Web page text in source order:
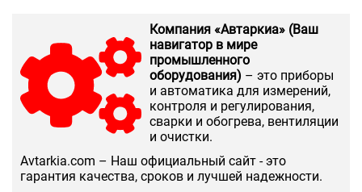
Компания «Автаркиа» (Ваш
навигатор в мире
промышленного
оборудования) – это приборы
и автоматика для измерений,
контроля и регулирования,
сварки и обогрева, вентиляции
и очистки.
Аvtarkia.com – Наш официальный сайт - это
гарантия качества, сроков и лучшей надежности.